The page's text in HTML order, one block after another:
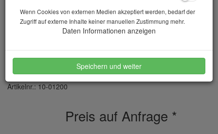
Becherglas hohe Form 1000 ml
Artikelnr.: 10-01200
Preis auf Anfrage *
Wenn Cookies von externen Medien akzeptiert werden, bedarf der
Zugriff auf externe Inhalte keiner manuellen Zustimmung mehr.
Daten Informationen anzeigen
Speichern und weiter